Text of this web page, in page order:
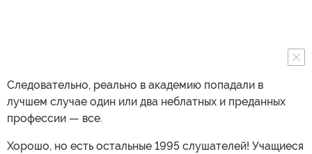
Следовательно, реально в академию попадали в
лучшем случае один или два неблатных и преданных
профессии — все.
Хорошо, но есть остальные 1995 слушателей! Учащиеся